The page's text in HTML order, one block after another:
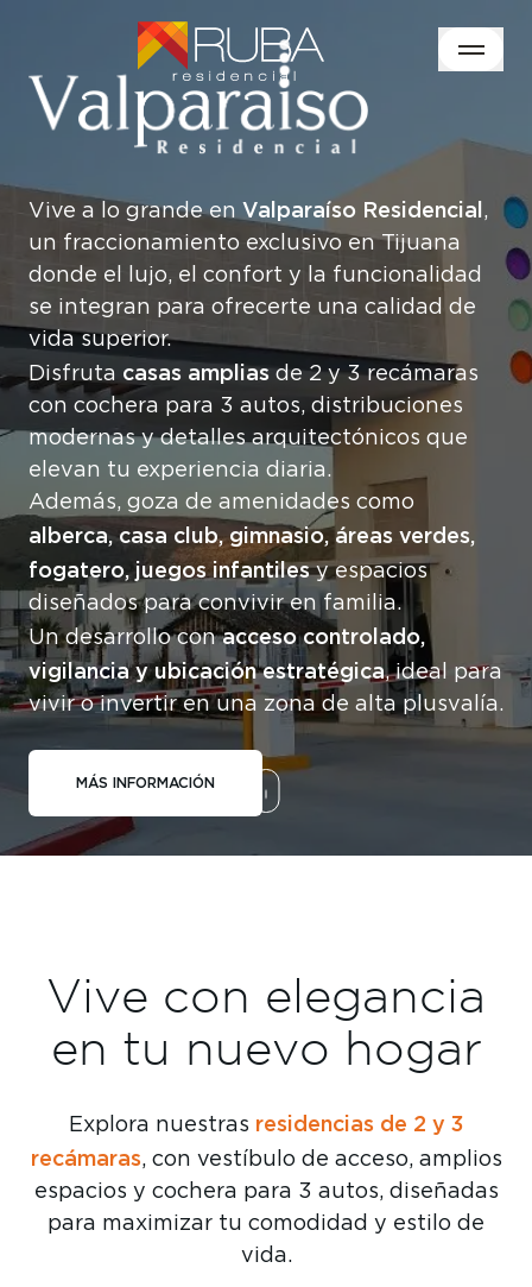
Vive a lo grande en Valparaíso Residencial ,
un fraccionamiento exclusivo en Tijuana
donde el lujo, el confort y la funcionalidad
se integran para ofrecerte una calidad de
vida superior.
Disfruta casas amplias de 2 y 3 recámaras
con cochera para 3 autos, distribuciones
modernas y detalles arquitectónicos que
elevan tu experiencia diaria.
Además, goza de amenidades como
alberca, casa club, gimnasio, áreas verdes,
fogatero, juegos infantilesy espacios
diseñados para convivir en familia.
Un desarrollo conacceso controlado,
vigilancia y ubicación estratégica, ideal para
vivir o invertir en una zona de alta plusvalía.
MÁS INFORMACIÓN
Vive con elegancia
en tu nuevo hogar
Explora nuestras residencias de 2 y 3
recámaras, con vestíbulo de acceso, amplios
espacios y cochera para 3 autos, diseñadas
para maximizar tu comodidad y estilo de
vida.